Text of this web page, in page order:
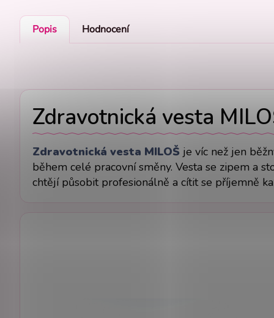
Popis
Hodnocení
Zdravotnická vesta
Zdravotnická vesta MILOŠ je víc než jen
během celé pracovní směny. Vesta se zipem a
chtějí působit profesionálně a cítit se příjemně